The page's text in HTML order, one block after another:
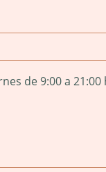
de 9:00 a 21:00